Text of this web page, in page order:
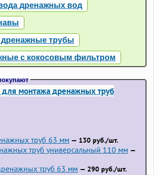
дренажных вод
дренажные трубы
с кокосовым фильтром
монтажа дренажных труб
труб 63 мм — 130 руб./шт.
труб универсальный 110 мм —
труб 63 мм — 290 руб./шт.